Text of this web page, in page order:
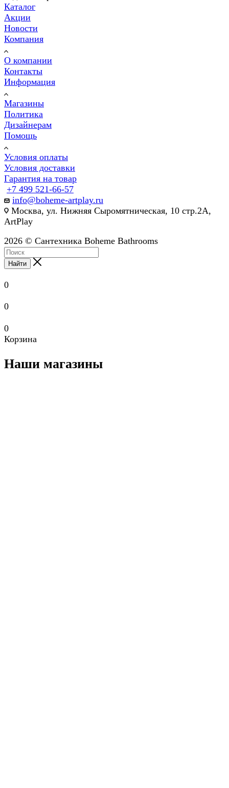
Каталог
Акции
Новости
Компания
О компании
Контакты
Информация
Магазины
Политика
Дизайнерам
Помощь
Условия оплаты
Условия доставки
Гарантия на товар
+7 499 521-66-57
info@boheme-artplay.ru
Москва, ул. Нижняя Сыромятническая, 10 стр.2А,
ArtPlay
2026 © Сантехника Boheme Bathrooms
Найти
0
0
0
Корзина
Наши магазины